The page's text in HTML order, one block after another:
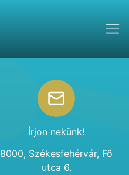
Írjon nekünk!
8000, Székesfehérvár, Fő
utca 6.